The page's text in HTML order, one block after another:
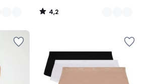
4,2
/